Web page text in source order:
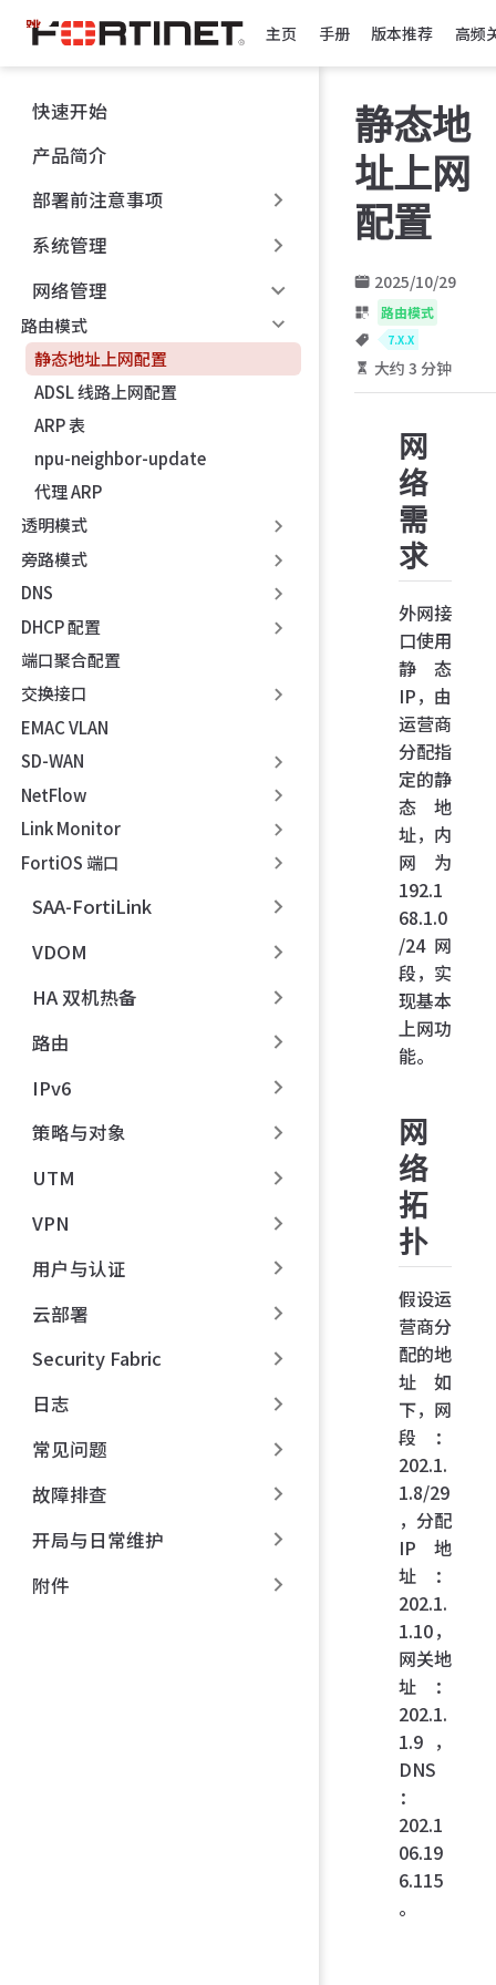
跳
至
主
內
容
主页 手册 版本推荐 高频
快速开始
产品简介
部署前注意事项
系统管理
网络管理
路由模式
静态地址上网配置
ADSL 线路上网配置
ARP 表
npu-neighbor-update
代理 ARP
透明模式
旁路模式
DNS
DHCP 配置
端口聚合配置
交换接口
EMAC VLAN
SD-WAN
NetFlow
Link Monitor
FortiOS 端口
SAA-FortiLink
VDOM
HA 双机热备
路由
IPv6
策略与对象
UTM
VPN
用户与认证
云部署
Security Fabric
日志
常见问题
故障排查
开局与日常维护
附件
静态地
址上网
配置
2025/10/29
路由模式
7.X.X
大约 3 分钟
网
络
需
求
外网接
口使用
静态
IP，由
运营商
分配指
定的静
态地
址，内
网为
192.1
68.1.0
/24 网
段，实
现基本
上网功
能。
网
络
拓
扑
假设运
营商分
配的地
址如
下，网
段：
202.1.
1.8/29
，分配
IP 地
址：
202.1.
1.10，
网关地
址：
202.1.
1.9，
DNS
：
202.1
06.19
6.115
。